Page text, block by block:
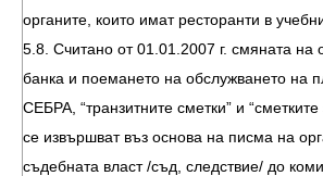
органите, които имат ресторанти в
5.8. Считано от 01.01.2007 г. смяната на
банка и поемането на обслужването на
СЕБРА, “транзитните сметки” и
се извършват въз основа на писма на
съдебната власт /съд, следствие/ до